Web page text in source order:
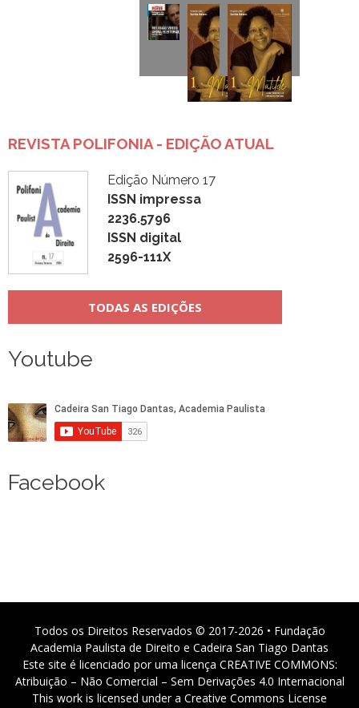
REVISTA POLIFONIA - EDIÇÃO ATUAL
Edição Número 17
ISSN impressa
2236.5796
ISSN digital
2596-111X
TODAS AS EDIÇÕES
Youtube
Facebook
Todos os Direitos Reservados © 2017-2026 • Fundação
Academia Paulista de Direito e Cadeira San Tiago Dantas
Este site é licenciado por uma licença CREATIVE COMMONS:
Atribuição – Não Comercial – Sem Derivações 4.0 Internacional
This work is licensed under a Creative Commons License